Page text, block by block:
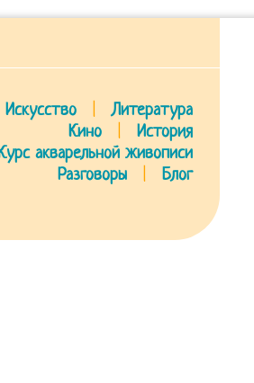
Искусство
Литература
Кино
История
акварельной живописи
Разговоры
Блог